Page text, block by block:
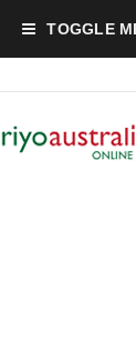
TOGGLE